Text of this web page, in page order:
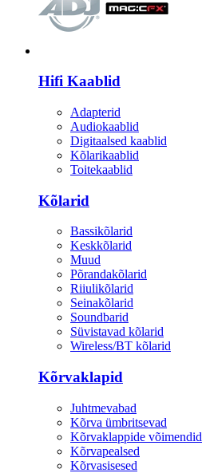
Hifi Kaablid
Adapterid
Audiokaablid
Digitaalsed kaablid
Kõlarikaablid
Toitekaablid
Kõlarid
Bassikõlarid
Keskkõlarid
Muud
Põrandakõlarid
Riiulikõlarid
Seinakõlarid
Soundbarid
Süvistavad kõlarid
Wireless/BT kõlarid
Kõrvaklapid
Juhtmevabad
Kõrva ümbritsevad
Kõrvaklappide võimendid
Kõrvapealsed
Kõrvasisesed